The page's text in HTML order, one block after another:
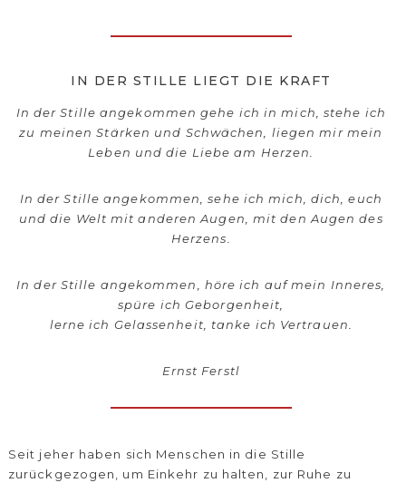
IN DER STILLE LIEGT DIE KRAFT
In der Stille angekommen gehe ich in mich, stehe ich
zu meinen Stärken und Schwächen, liegen mir mein
Leben und die Liebe am Herzen.
In der Stille angekommen, sehe ich mich, dich, euch
und die Welt mit anderen Augen, mit den Augen des
Herzens.
In der Stille angekommen, höre ich auf mein Inneres,
spüre ich Geborgenheit,
lerne ich Gelassenheit, tanke ich Vertrauen.
Ernst Ferstl
Seit jeher haben sich Menschen in die Stille
zurückgezogen, um Einkehr zu halten, zur Ruhe zu